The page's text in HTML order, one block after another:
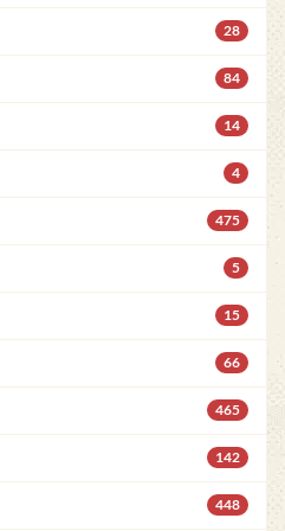
28
84
14
4
475
5
15
66
465
142
448